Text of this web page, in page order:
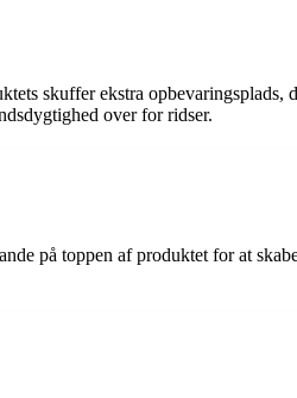
skuffer ekstra opbevaringsplads,
over for ridser.
på toppen af produktet for at